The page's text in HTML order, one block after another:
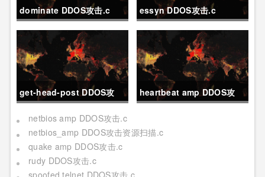
dominate DDOS攻击.c essyn DDOS攻击.c
get-head-post DDOS攻
击.c
heartbeat amp DDOS攻
netbios amp DDOS攻击.c
netbios_amp DDOS攻击资源扫描.c
quake amp DDOS攻击.c
rudy DDOS攻击.c
spoofed telnet DDOS攻击.c